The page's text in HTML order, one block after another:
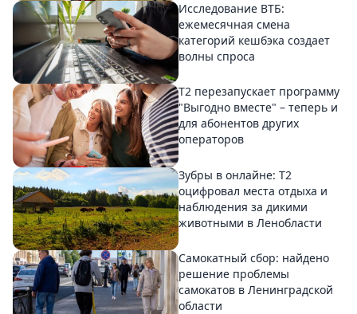
Исследование ВТБ:
ежемесячная смена
категорий кешбэка создает
волны спроса
Т2 перезапускает программу
"Выгодно вместе" – теперь и
для абонентов других
операторов
Зубры в онлайне: Т2
оцифровал места отдыха и
наблюдения за дикими
животными в Ленобласти
Самокатный сбор: найдено
решение проблемы
самокатов в Ленинградской
области